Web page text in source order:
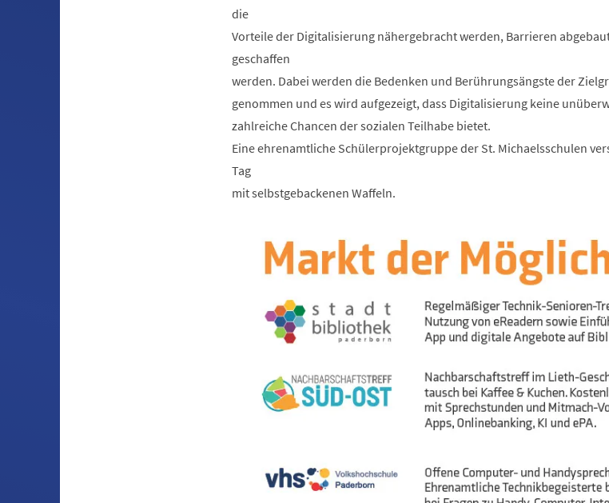
die
Vorteile der Digitalisierung nähergebracht werden, Barrieren
geschaffen
werden. Dabei werden die Bedenken und Berührungsängste der
genommen und es wird aufgezeigt, dass Digitalisierung keine
zahlreiche Chancen der sozialen Teilhabe bietet.
Eine ehrenamtliche Schülerprojektgruppe der St. Michaelsschulen
Tag
mit selbstgebackenen Waffeln.